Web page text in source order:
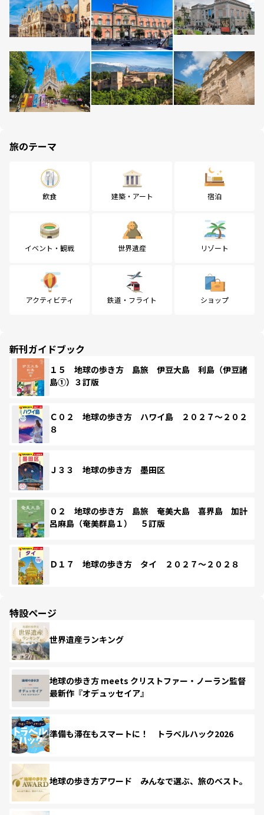
旅のテーマ
飲食 建築・アート 宿泊
イベント・観戦 世界遺産 リゾート
アクティビティ 鉄道・フライト ショップ
新刊ガイドブック
１５ 地球の歩き方 島旅 伊豆大島 利島（伊豆諸
島①）３訂版
Ｃ０２ 地球の歩き方 ハワイ島 ２０２７～２０２
８
Ｊ３３ 地球の歩き方 墨田区
０２ 地球の歩き方 島旅 奄美大島 喜界島 加計
呂麻島（奄美群島１） ５訂版
Ｄ１７ 地球の歩き方 タイ ２０２７～２０２８
特設ページ
世界遺産ランキング
地球の歩き方 meets クリストファー・ノーラン監督
最新作『オデュッセイア』
準備も滞在もスマートに！ トラベルハック2026
地球の歩き方アワード みんなで選ぶ、旅のベスト。